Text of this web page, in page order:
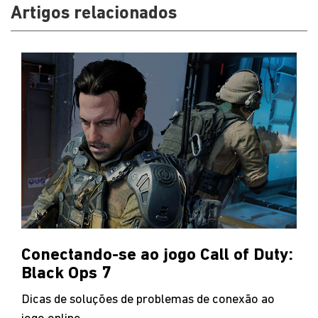
Artigos relacionados
Conectando-se ao jogo Call of Duty:
Black Ops 7
Dicas de soluções de problemas de conexão ao